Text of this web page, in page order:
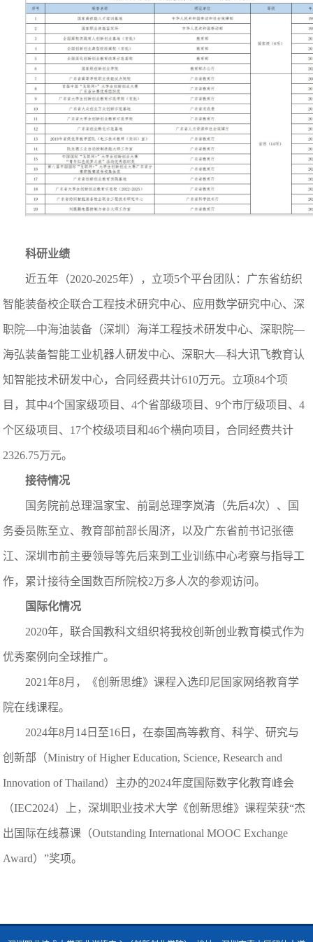
科研业绩
近五年（2020-2025年），立项5个平台团队：广东省纺织
智能装备校企联合工程技术研究中心、应用数学研究中心、深
职院—中海油装备（深圳）海洋工程技术研发中心、深职院—
海弘装备智能工业机器人研发中心、深职大—科大讯飞教育认
知智能技术研发中心，合同经费共计610万元。立项84个项
目，其中4个国家级项目、4个省部级项目、9个市厅级项目、4
个区级项目、17个校级项目和46个横向项目，合同经费共计
2326.75万元。
接待情况
国务院前总理温家宝、前副总理李岚清（先后4次）、国
务委员陈至立、教育部前部长周济，以及广东省前书记张德
江、深圳市前主要领导等先后来到工业训练中心考察与指导工
作，累计接待全国数百所院校2万多人次的参观访问。
国际化情况
2020年，联合国教科文组织将我校创新创业教育模式作为
优秀案例向全球推广。
2021年8月，《创新思维》课程入选印尼国家网络教育学
院在线课程。
2024年8月14日至16日，在泰国高等教育、科学、研究与
创新部（Ministry of Higher Education, Science, Research and
Innovation of Thailand）主办的2024年度国际数字化教育峰会
（IEC2024）上，深圳职业技术大学《创新思维》课程荣获“杰
出国际在线慕课（Outstanding International MOOC Exchange
Award）”奖项。